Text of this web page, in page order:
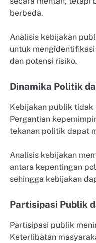
berbeda.
Analisis kebijakan
untuk
dan potensi risiko.
Dinamika Politik
Kebijakan publik
Pergantian
tekanan politik dapat
Analisis kebijakan
antara kepentingan
sehingga kebijakan
Partisipasi Publik
Partisipasi publik
Keterlibatan